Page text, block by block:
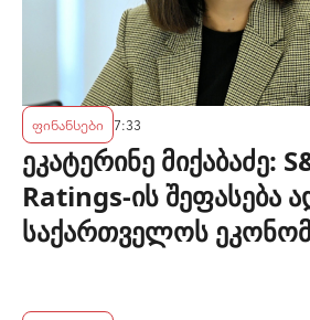
ფინანსები 7:33
ეკატერინე მიქაბაძე:
Ratings-ის შეფასება
საქართველოს
ბანკის პოლიტიკის